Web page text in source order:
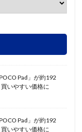
Pad」が約192
いやすい価格に
Pad」が約192
いやすい価格に